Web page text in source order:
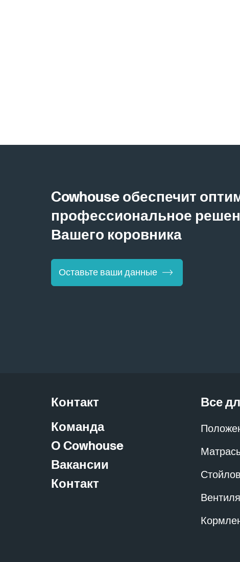
Cowhouse обеспечит
профессиональное
Вашего коровника
Оставьте ваши данные
Контакт
Команда
О Cowhouse
Вакансии
Контакт
Все